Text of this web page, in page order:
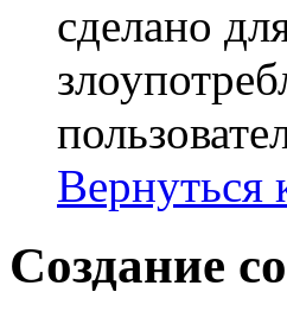
сделано
Вернуться
Создание